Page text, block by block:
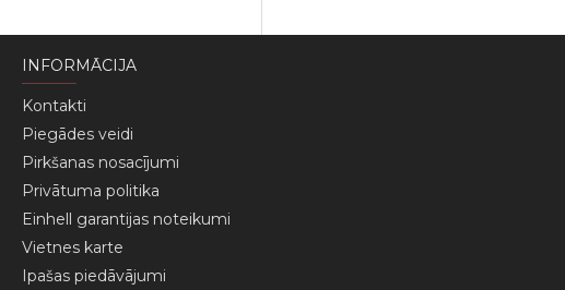
INFORMĀCIJA
Kontakti
Piegādes veidi
Pirkšanas nosacījumi
Privātuma politika
Einhell garantijas noteikumi
Vietnes karte
Ipašas piedāvājumi